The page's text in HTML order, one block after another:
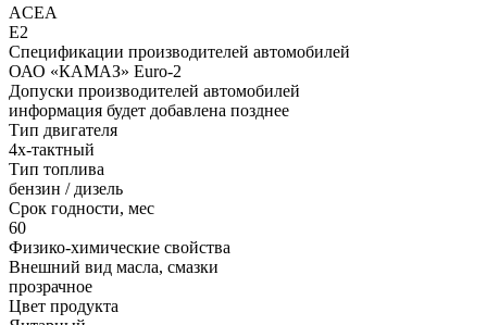
ACEA
E2
Спецификации производителей автомобилей
ОАО «КАМАЗ» Euro-2
Допуски производителей автомобилей
информация будет добавлена позднее
Тип двигателя
4х-тактный
Тип топлива
бензин / дизель
Срок годности, мес
60
Физико-химические свойства
Внешний вид масла, смазки
прозрачное
Цвет продукта